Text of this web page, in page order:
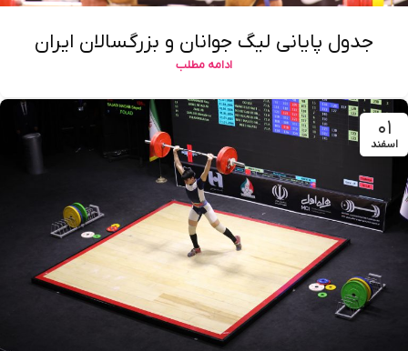
جدول پایانی لیگ جوانان و بزرگسالان ایران
ادامه مطلب
۰۱
اسفند